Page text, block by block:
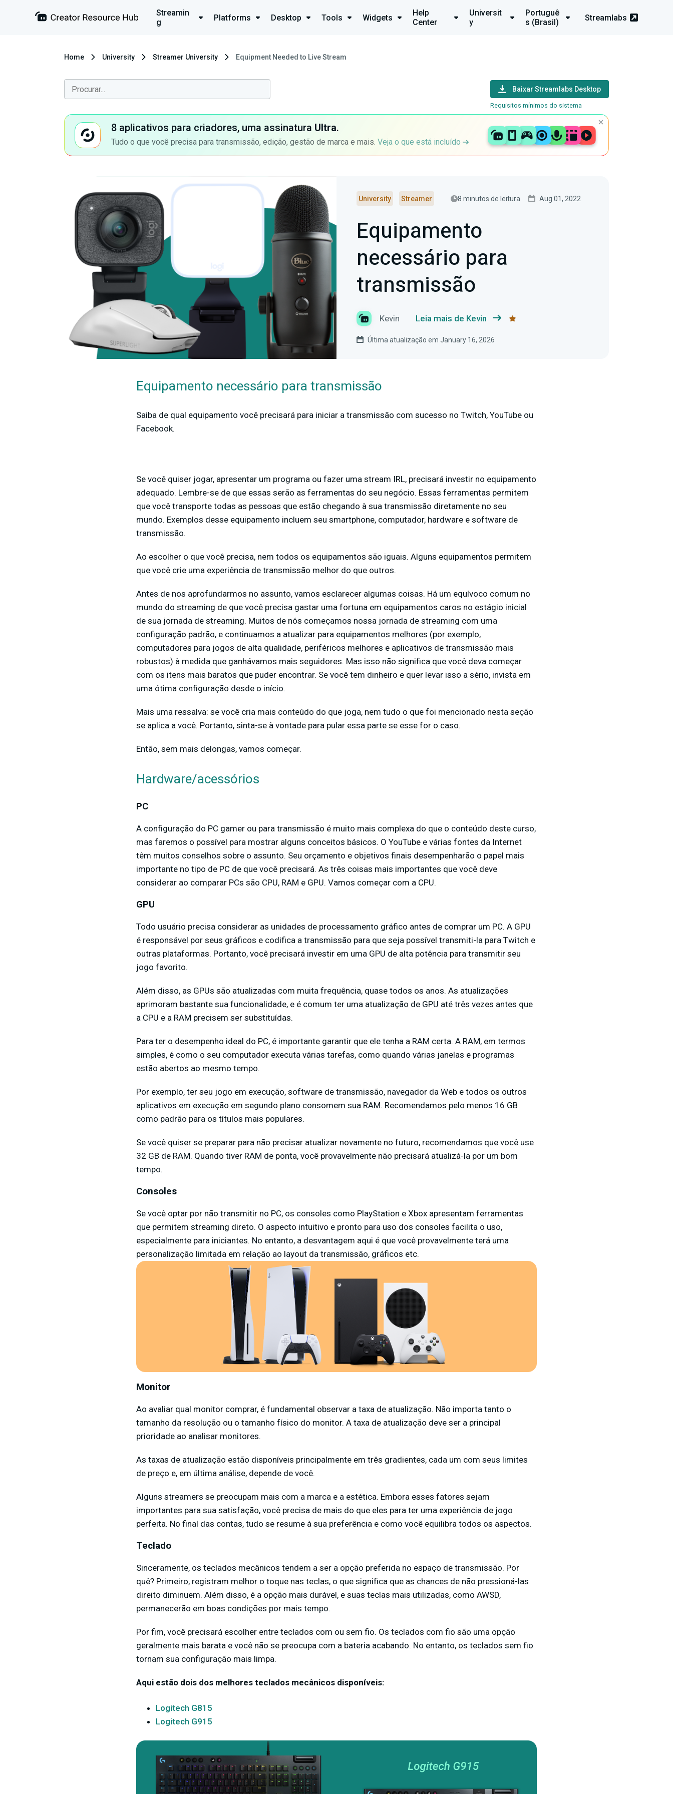
Streamin
g
Platforms Desktop Tools Widgets
Help
Center
Universit
y
Portuguê
s (Brasil)
Streamlabs
Home University Streamer University Equipment Needed to Live Stream
Baixar Streamlabs Desktop
Requisitos mínimos do sistema
8 aplicativos para criadores, uma assinatura Ultra.
Tudo o que você precisa para transmissão, edição, gestão de marca e mais. Veja o que está incluído
University Streamer 8 minutos de leitura Aug 01, 2022
Equipamento
necessário para
transmissão
Kevin Leia mais de Kevin
Última atualização em January 16, 2026
Equipamento necessário para transmissão
Saiba de qual equipamento você precisará para iniciar a transmissão com sucesso no Twitch, YouTube ou
Facebook.
Se você quiser jogar, apresentar um programa ou fazer uma stream IRL, precisará investir no equipamento
adequado. Lembre-se de que essas serão as ferramentas do seu negócio. Essas ferramentas permitem
que você transporte todas as pessoas que estão chegando à sua transmissão diretamente no seu
mundo. Exemplos desse equipamento incluem seu smartphone, computador, hardware e software de
transmissão.
Ao escolher o que você precisa, nem todos os equipamentos são iguais. Alguns equipamentos permitem
que você crie uma experiência de transmissão melhor do que outros.
Antes de nos aprofundarmos no assunto, vamos esclarecer algumas coisas. Há um equívoco comum no
mundo do streaming de que você precisa gastar uma fortuna em equipamentos caros no estágio inicial
de sua jornada de streaming. Muitos de nós começamos nossa jornada de streaming com uma
configuração padrão, e continuamos a atualizar para equipamentos melhores (por exemplo,
computadores para jogos de alta qualidade, periféricos melhores e aplicativos de transmissão mais
robustos) à medida que ganhávamos mais seguidores. Mas isso não significa que você deva começar
com os itens mais baratos que puder encontrar. Se você tem dinheiro e quer levar isso a sério, invista em
uma ótima configuração desde o início.
Mais uma ressalva: se você cria mais conteúdo do que joga, nem tudo o que foi mencionado nesta seção
se aplica a você. Portanto, sinta-se à vontade para pular essa parte se esse for o caso.
Então, sem mais delongas, vamos começar.
Hardware/acessórios
PC
A configuração do PC gamer ou para transmissão é muito mais complexa do que o conteúdo deste curso,
mas faremos o possível para mostrar alguns conceitos básicos. O YouTube e várias fontes da Internet
têm muitos conselhos sobre o assunto. Seu orçamento e objetivos finais desempenharão o papel mais
importante no tipo de PC de que você precisará. As três coisas mais importantes que você deve
considerar ao comparar PCs são CPU, RAM e GPU. Vamos começar com a CPU.
GPU
Todo usuário precisa considerar as unidades de processamento gráfico antes de comprar um PC. A GPU
é responsável por seus gráficos e codifica a transmissão para que seja possível transmiti-la para Twitch e
outras plataformas. Portanto, você precisará investir em uma GPU de alta potência para transmitir seu
jogo favorito.
Além disso, as GPUs são atualizadas com muita frequência, quase todos os anos. As atualizações
aprimoram bastante sua funcionalidade, e é comum ter uma atualização de GPU até três vezes antes que
a CPU e a RAM precisem ser substituídas.
Para ter o desempenho ideal do PC, é importante garantir que ele tenha a RAM certa. A RAM, em termos
simples, é como o seu computador executa várias tarefas, como quando várias janelas e programas
estão abertos ao mesmo tempo.
Por exemplo, ter seu jogo em execução, software de transmissão, navegador da Web e todos os outros
aplicativos em execução em segundo plano consomem sua RAM. Recomendamos pelo menos 16 GB
como padrão para os títulos mais populares.
Se você quiser se preparar para não precisar atualizar novamente no futuro, recomendamos que você use
32 GB de RAM. Quando tiver RAM de ponta, você provavelmente não precisará atualizá-la por um bom
tempo.
Consoles
Se você optar por não transmitir no PC, os consoles como PlayStation e Xbox apresentam ferramentas
que permitem streaming direto. O aspecto intuitivo e pronto para uso dos consoles facilita o uso,
especialmente para iniciantes. No entanto, a desvantagem aqui é que você provavelmente terá uma
personalização limitada em relação ao layout da transmissão, gráficos etc.
Monitor
Ao avaliar qual monitor comprar, é fundamental observar a taxa de atualização. Não importa tanto o
tamanho da resolução ou o tamanho físico do monitor. A taxa de atualização deve ser a principal
prioridade ao analisar monitores.
As taxas de atualização estão disponíveis principalmente em três gradientes, cada um com seus limites
de preço e, em última análise, depende de você.
Alguns streamers se preocupam mais com a marca e a estética. Embora esses fatores sejam
importantes para sua satisfação, você precisa de mais do que eles para ter uma experiência de jogo
perfeita. No final das contas, tudo se resume à sua preferência e como você equilibra todos os aspectos.
Teclado
Sinceramente, os teclados mecânicos tendem a ser a opção preferida no espaço de transmissão. Por
quê? Primeiro, registram melhor o toque nas teclas, o que significa que as chances de não pressioná-las
direito diminuem. Além disso, é a opção mais durável, e suas teclas mais utilizadas, como AWSD,
permanecerão em boas condições por mais tempo.
Por fim, você precisará escolher entre teclados com ou sem fio. Os teclados com fio são uma opção
geralmente mais barata e você não se preocupa com a bateria acabando. No entanto, os teclados sem fio
tornam sua configuração mais limpa.
Aqui estão dois dos melhores teclados mecânicos disponíveis:
Logitech G815
Logitech G915